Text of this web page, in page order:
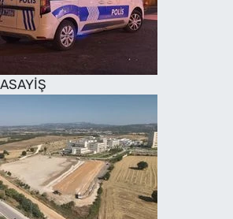
ASAYİŞ
SAĞLIK
TV REHBERİ